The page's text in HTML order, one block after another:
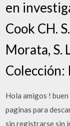
en
Cook CH.
Morata, S.
Colección:
Hola amigos !
paginas para
sin registrarse sin